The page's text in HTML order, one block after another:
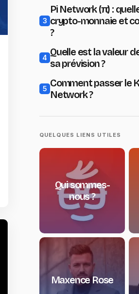
3
Pi Network (π) :
crypto-monnaie et
?
4 Quelle est la valeur
sa prévision ?
5 Comment passer le
Network ?
QUELQUES LIENS UTILES
Qui sommes-
nous ?
Maxence Rose